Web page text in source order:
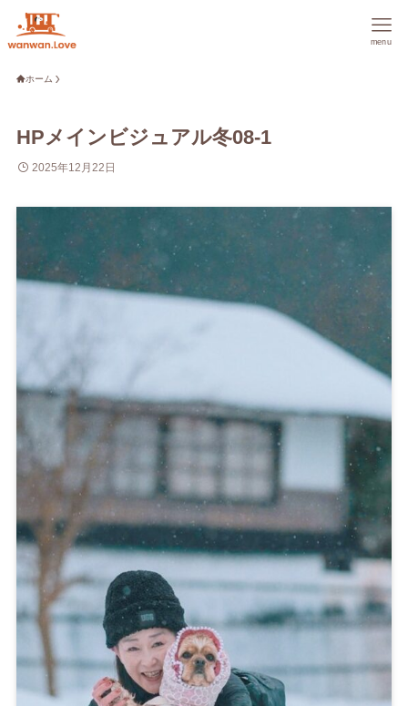
menu
ホーム
HPメインビジュアル冬08-1
2025年12月22日